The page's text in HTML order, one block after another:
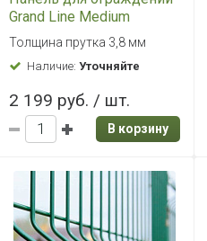
Grand Line Medium
1,73x2,5 цинк
Толщина прутка 3,8 мм
Наличие:Уточняйте
2 199 руб. / шт.
В корзину